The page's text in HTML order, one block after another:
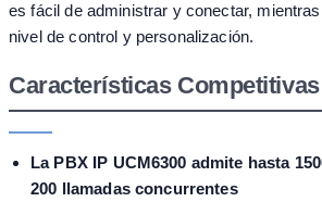
es fácil de administrar y conectar,
nivel de control y personalización.
Características Competitivas
La PBX IP UCM6300 admite hasta
200 llamadas concurrentes